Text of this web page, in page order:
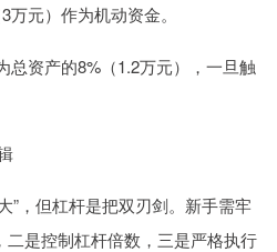
元）作为机动资金。
总资产的8%（1.2万元），一旦触
”，但杠杆是把双刃剑。新手需牢
是控制杠杆倍数，三是严格执行